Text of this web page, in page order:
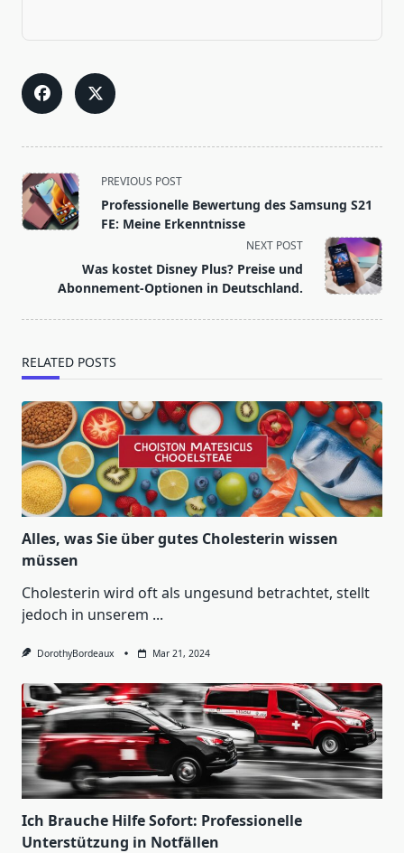
<span
class="nav-
subtitle
text">Page</span>
PREVIOUS POST
Professionelle Bewertung des Samsung S21
FE: Meine Erkenntnisse
NEXT POST
Was kostet Disney Plus? Preise und
Abonnement-Optionen in Deutschland.
RELATED POSTS
Alles, was Sie über gutes Cholesterin wissen
müssen
Cholesterin wird oft als ungesund betrachtet, stellt
jedoch in unserem ...
DorothyBordeaux Mar 21, 2024
Ich Brauche Hilfe Sofort: Professionelle
Unterstützung in Notfällen